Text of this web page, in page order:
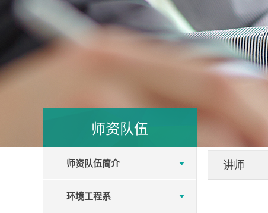
师资队伍
师资队伍简介
环境工程系
讲师